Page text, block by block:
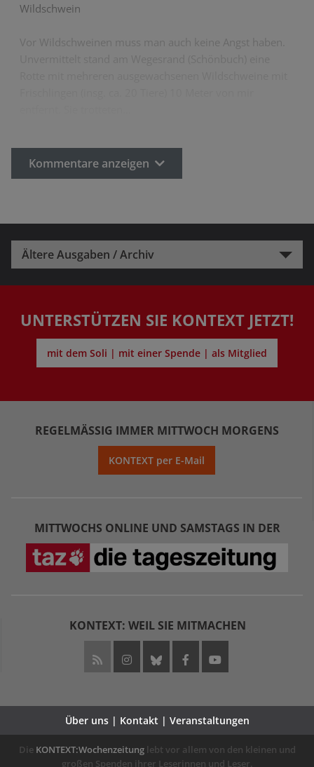
Wildschwein
Vor Wildschweinen muss man auch keine Angst haben.
Kommentare anzeigen
Ältere Ausgaben / Archiv
UNTERSTÜTZEN SIE KONTEXT JETZT!
mit dem Soli | mit einer Spende | als Mitglied
REGELMÄSSIG IMMER MITTWOCH MORGENS
KONTEXT per E-Mail
MITTWOCHS ONLINE UND SAMSTAGS IN DER
KONTEXT: WEIL SIE MITMACHEN
Über uns | Kontakt | Veranstaltungen
Die KONTEXT:Wochenzeitunglebt vor allem von den kleinen und
großen Spenden ihrer Leserinnen und Leser.